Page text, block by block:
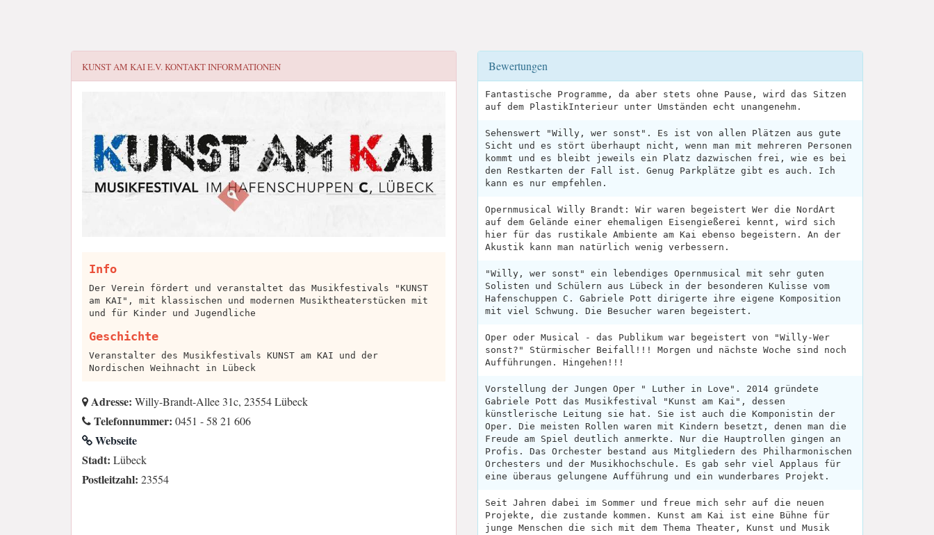
KUNST AM KAI E.V.KONTAKT INFORMATIONEN
Info
Der Verein fördert und veranstaltet das Musikfestivals "KUNST
am KAI", mit klassischen und modernen Musiktheaterstücken mit
und für Kinder und Jugendliche
Geschichte
Veranstalter des Musikfestivals KUNST am KAI und der
Nordischen Weihnacht in Lübeck
Adresse: Willy-Brandt-Allee 31c, 23554 Lübeck
Telefonnummer: 0451 - 58 21 606
Webseite
Stadt: Lübeck
Postleitzahl: 23554
Bewertungen
Fantastische Programme, da aber stets ohne Pause, wird das Sitzen
auf dem PlastikInterieur unter Umständen echt unangenehm.
Sehenswert "Willy, wer sonst". Es ist von allen Plätzen aus gute
Sicht und es stört überhaupt nicht, wenn man mit mehreren Personen
kommt und es bleibt jeweils ein Platz dazwischen frei, wie es bei
den Restkarten der Fall ist. Genug Parkplätze gibt es auch. Ich
kann es nur empfehlen.
Opernmusical Willy Brandt: Wir waren begeistert Wer die NordArt
auf dem Gelände einer ehemaligen Eisengießerei kennt, wird sich
hier für das rustikale Ambiente am Kai ebenso begeistern. An der
Akustik kann man natürlich wenig verbessern.
"Willy, wer sonst" ein lebendiges Opernmusical mit sehr guten
Solisten und Schülern aus Lübeck in der besonderen Kulisse vom
Hafenschuppen C. Gabriele Pott dirigerte ihre eigene Komposition
mit viel Schwung. Die Besucher waren begeistert.
Oper oder Musical - das Publikum war begeistert von "Willy-Wer
sonst?" Stürmischer Beifall!!! Morgen und nächste Woche sind noch
Aufführungen. Hingehen!!!
Vorstellung der Jungen Oper " Luther in Love". 2014 gründete
Gabriele Pott das Musikfestival "Kunst am Kai", dessen
künstlerische Leitung sie hat. Sie ist auch die Komponistin der
Oper. Die meisten Rollen waren mit Kindern besetzt, denen man die
Freude am Spiel deutlich anmerkte. Nur die Hauptrollen gingen an
Profis. Das Orchester bestand aus Mitgliedern des Philharmonischen
Orchesters und der Musikhochschule. Es gab sehr viel Applaus für
eine überaus gelungene Aufführung und ein wunderbares Projekt.
Seit Jahren dabei im Sommer und freue mich sehr auf die neuen
Projekte, die zustande kommen. Kunst am Kai ist eine Bühne für
junge Menschen die sich mit dem Thema Theater, Kunst und Musik